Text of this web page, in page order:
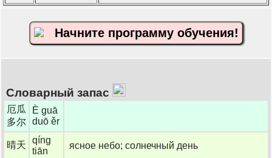
Начните программу обучения!
Словарный запас
厄瓜
多尔
È guā
duō ěr
晴天
qíng
tiān
ясное небо; солнечный день